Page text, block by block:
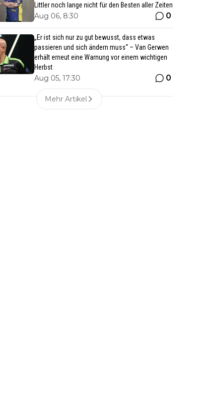
Littler noch lange nicht für den Besten aller Zeiten
Aug 06, 8:30 0
„Er ist sich nur zu gut bewusst, dass etwas
passieren und sich ändern muss“ – Van Gerwen
erhält erneut eine Warnung vor einem wichtigen
Herbst
Aug 05, 17:30 0
Mehr Artikel